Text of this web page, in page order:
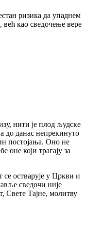
ризика да упаднем
као сведочење вере
нити је плод људске
до данас непрекинуто
постојања. Оно не
који трагају за
остварује у Цркви и
сведочи није
Свете Тајне, молитву